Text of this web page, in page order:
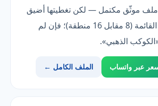
موثّق مكتمل — لكن تغطيتها أضيق
من الأوسع في القائمة (8 مقابل 16 منطقة)؛ فإن لم
الذهبي».
عبر واتساب الملف الكامل ←